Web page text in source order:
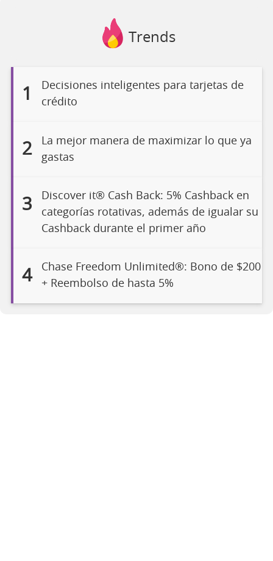
Trends
1
Decisiones inteligentes para tarjetas de
crédito
2
La mejor manera de maximizar lo que ya
gastas
3
Discover it® Cash Back: 5% Cashback en
categorías rotativas, además de igualar su
Cashback durante el primer año
4
Chase Freedom Unlimited®: Bono de $200
+ Reembolso de hasta 5%